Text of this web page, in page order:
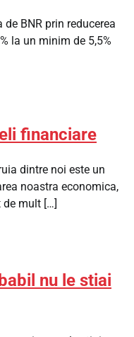
BNR prin reducerea
la un minim de 5,5%
financiare
dintre noi este un
noastra economica,
de mult […]
nu le stiai